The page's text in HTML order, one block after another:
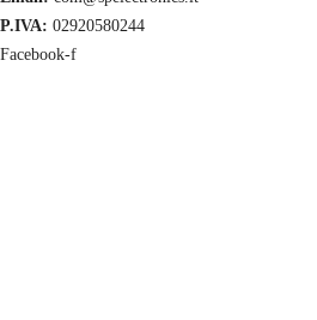
P.IVA: 02920580244
Facebook-f